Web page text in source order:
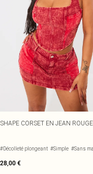
SHAPE CORSET EN JEAN ROUGE
#Décolleté plongeant #Simple #Sans
28,00 €